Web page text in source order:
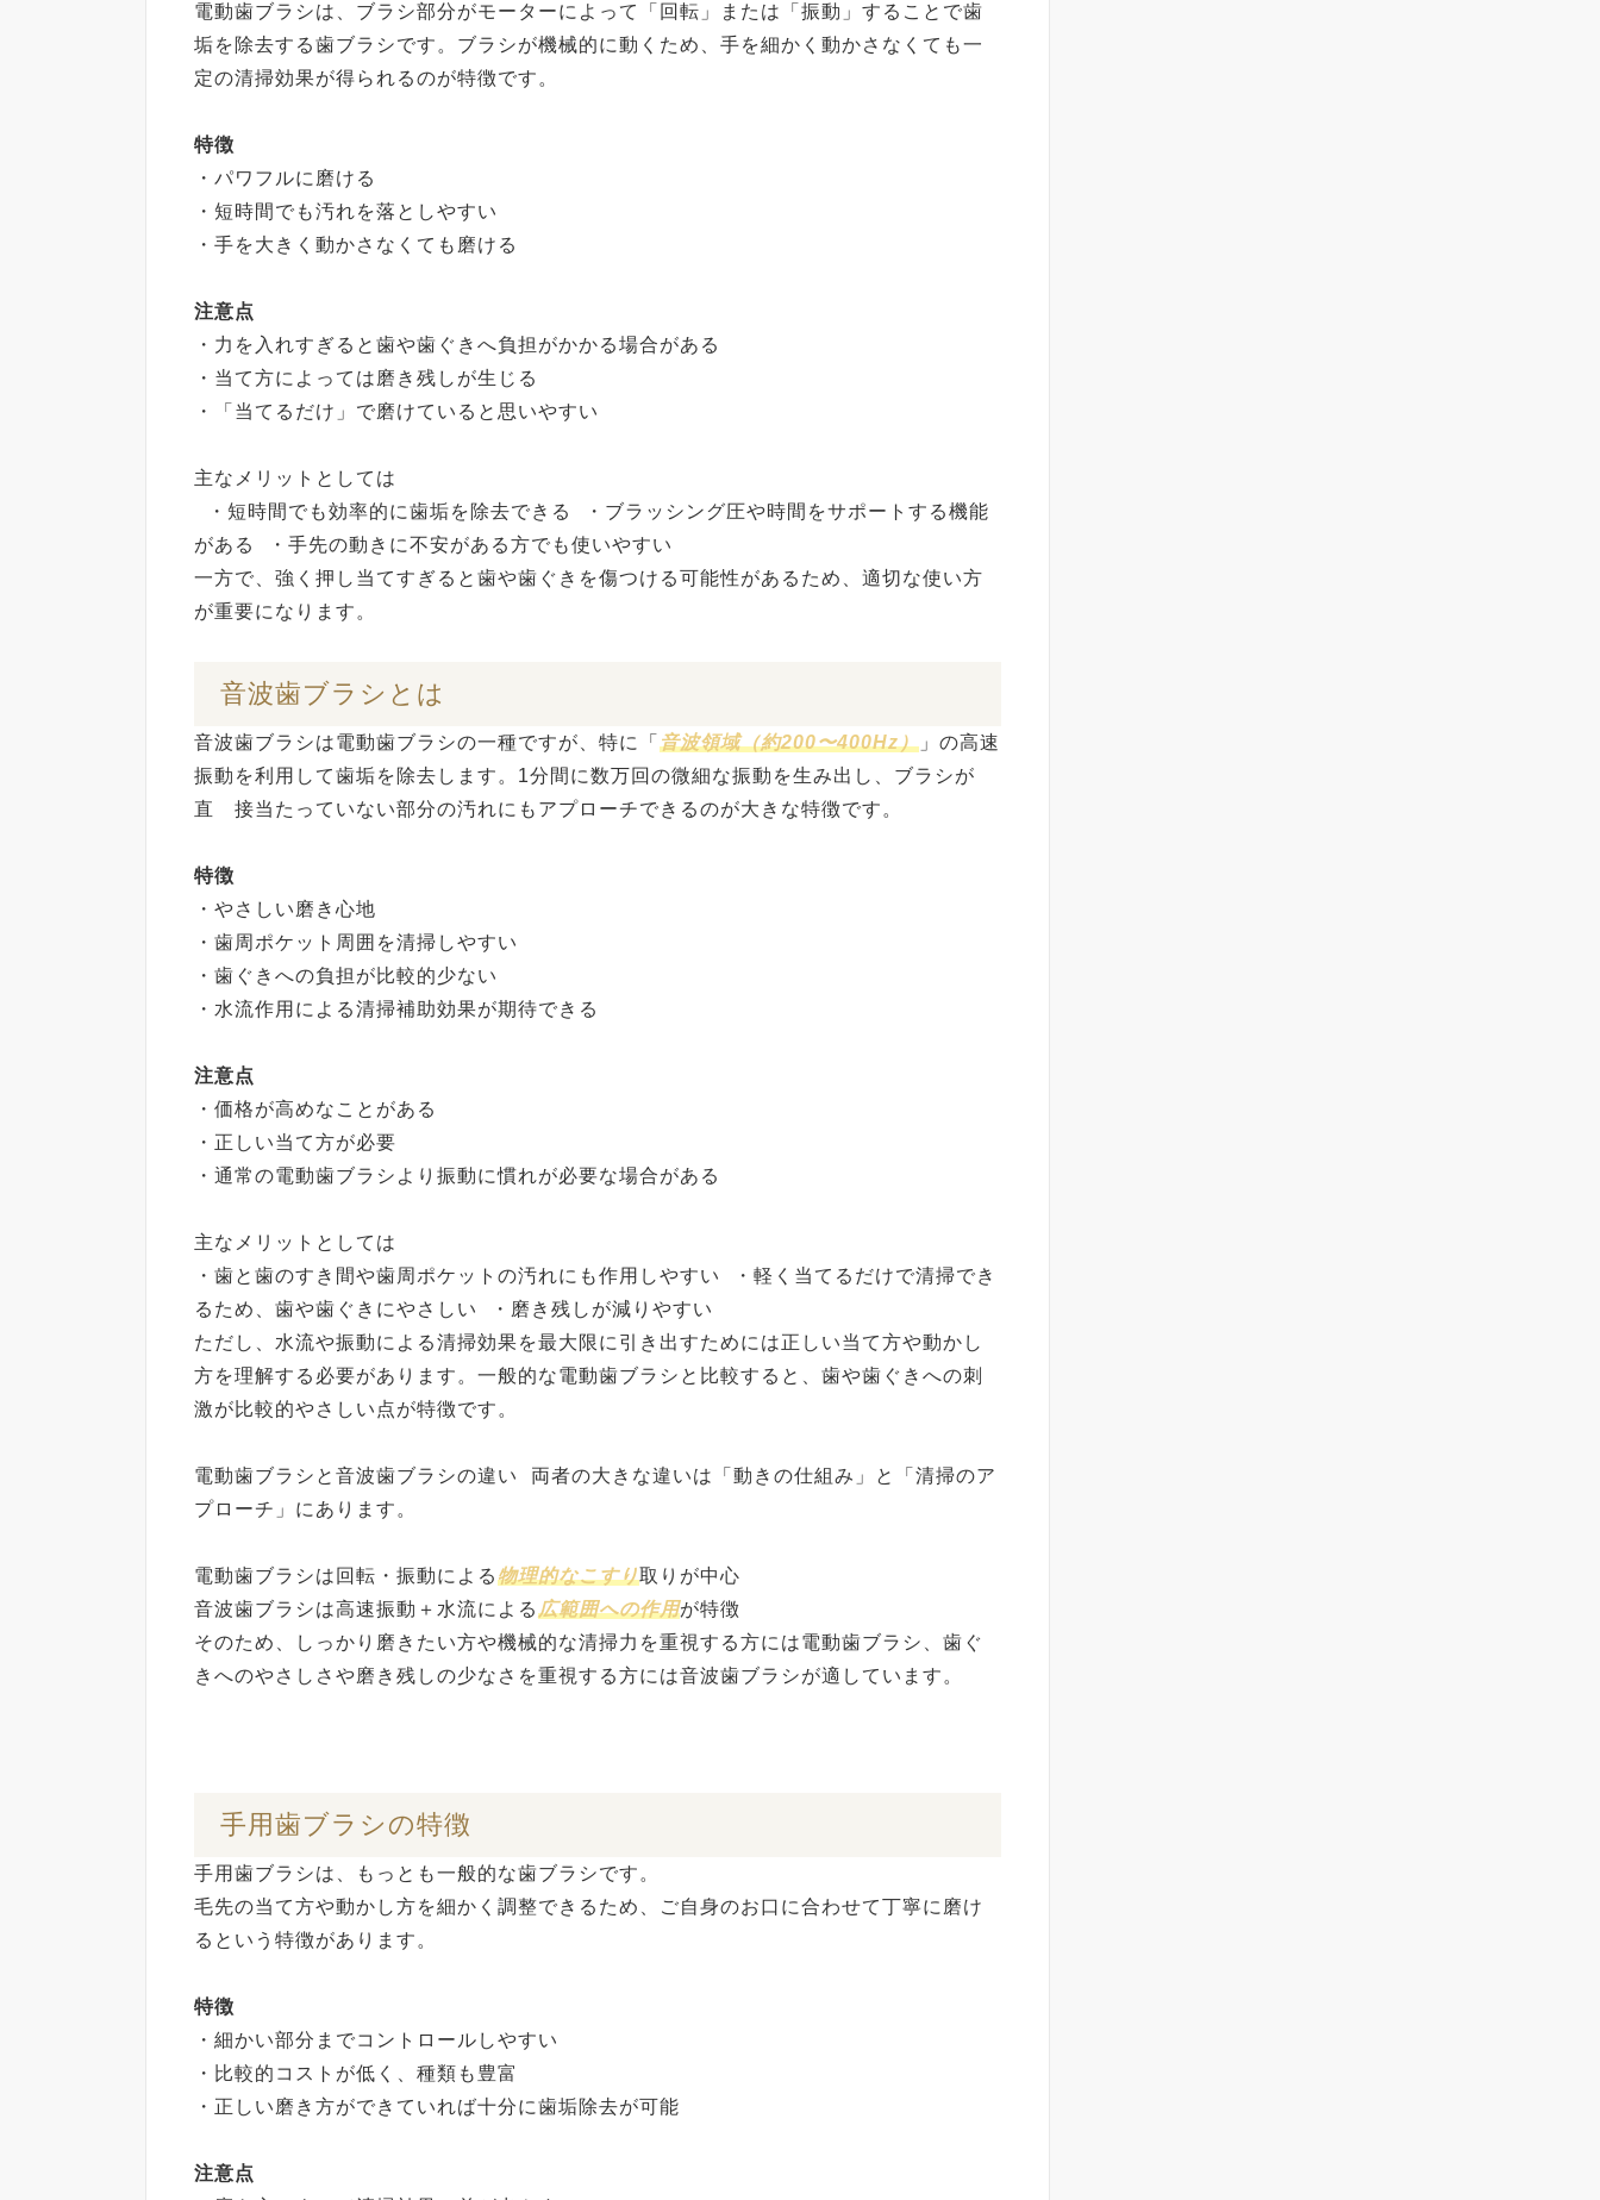
電動歯ブラシは、ブラシ部分がモーターによって「回転」または「振動」することで歯
垢を除去する歯ブラシです。ブラシが機械的に動くため、手を細かく動かさなくても一
定の清掃効果が得られるのが特徴です。
特徴
・パワフルに磨ける
・短時間でも汚れを落としやすい
・手を大きく動かさなくても磨ける
注意点
・力を入れすぎると歯や歯ぐきへ負担がかかる場合がある
・当て方によっては磨き残しが生じる
・「当てるだけ」で磨けていると思いやすい
主なメリットとしては
・短時間でも効率的に歯垢を除去できる ・ブラッシング圧や時間をサポートする機能
がある ・手先の動きに不安がある方でも使いやすい
一方で、強く押し当てすぎると歯や歯ぐきを傷つける可能性があるため、適切な使い方
が重要になります。
音波歯ブラシとは
音波歯ブラシは電動歯ブラシの一種ですが、特に「 音波領域（約200〜400Hz） 」の高速
振動を利用して歯垢を除去します。1分間に数万回の微細な振動を生み出し、ブラシが
直 接当たっていない部分の汚れにもアプローチできるのが大きな特徴です。
特徴
・やさしい磨き心地
・歯周ポケット周囲を清掃しやすい
・歯ぐきへの負担が比較的少ない
・水流作用による清掃補助効果が期待できる
注意点
・価格が高めなことがある
・正しい当て方が必要
・通常の電動歯ブラシより振動に慣れが必要な場合がある
主なメリットとしては
・歯と歯のすき間や歯周ポケットの汚れにも作用しやすい ・軽く当てるだけで清掃でき
るため、歯や歯ぐきにやさしい ・磨き残しが減りやすい
ただし、水流や振動による清掃効果を最大限に引き出すためには正しい当て方や動かし
方を理解する必要があります。一般的な電動歯ブラシと比較すると、歯や歯ぐきへの刺
激が比較的やさしい点が特徴です。
電動歯ブラシと音波歯ブラシの違い 両者の大きな違いは「動きの仕組み」と「清掃のア
プローチ」にあります。
電動歯ブラシは回転・振動による物理的なこすり取りが中心
音波歯ブラシは高速振動＋水流による広範囲への作用が特徴
そのため、しっかり磨きたい方や機械的な清掃力を重視する方には電動歯ブラシ、歯ぐ
きへのやさしさや磨き残しの少なさを重視する方には音波歯ブラシが適しています。
手用歯ブラシの特徴
手用歯ブラシは、もっとも一般的な歯ブラシです。
毛先の当て方や動かし方を細かく調整できるため、ご自身のお口に合わせて丁寧に磨け
るという特徴があります。
特徴
・細かい部分までコントロールしやすい
・比較的コストが低く、種類も豊富
・正しい磨き方ができていれば十分に歯垢除去が可能
注意点